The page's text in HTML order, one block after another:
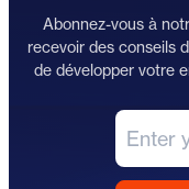
Abonnez-vous à
recevoir des conseils
de développer votre